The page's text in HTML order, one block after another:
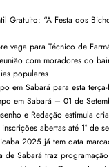
Gratuito: “A Festa dos
vaga para Técnico de
com moradores do
populares
em Sabará para esta
em Sabará – 01 de
e Redação estimula
abertas até 1º de
2025 já tem data
de Sabará traz